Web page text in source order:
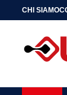
CHI SIAMO